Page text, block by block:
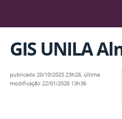
GIS UNILA
publicado 20/10/2025 23h28, última
modificação 22/01/2026 13h36